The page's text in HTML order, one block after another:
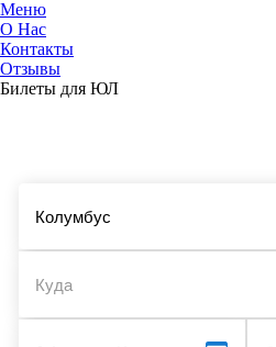
Меню
О Нас
Контакты
Отзывы
Билеты для ЮЛ